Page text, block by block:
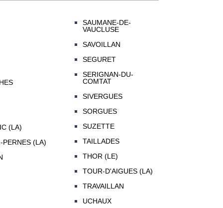
(LA)
PERNES (LA)
SAUMANE-DE-
VAUCLUSE
SAVOILLAN
SEGURET
SERIGNAN-DU-
COMTAT
SIVERGUES
SORGUES
SUZETTE
TAILLADES
THOR (LE)
TOUR-D'AIGUES (LA)
TRAVAILLAN
UCHAUX